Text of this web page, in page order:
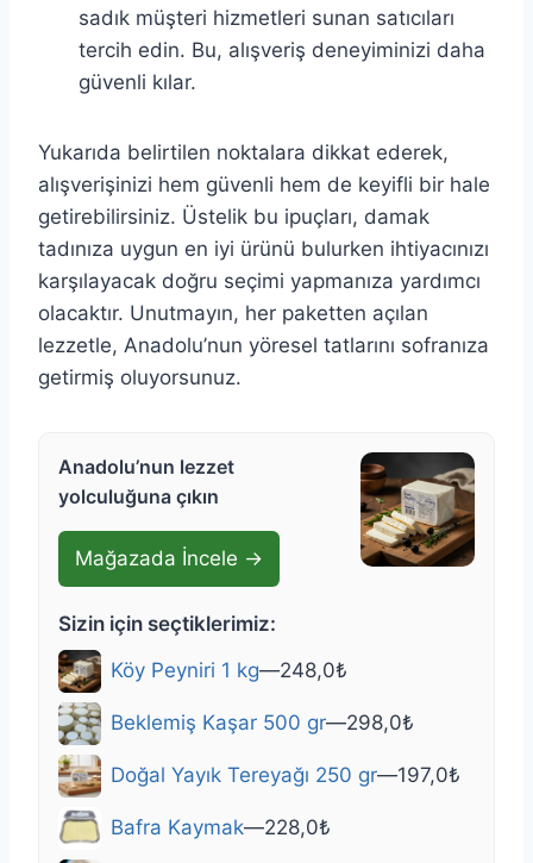
sadık müşteri hizmetleri sunan satıcıları
tercih edin. Bu, alışveriş deneyiminizi daha
güvenli kılar.
Yukarıda belirtilen noktalara dikkat ederek,
alışverişinizi hem güvenli hem de keyifli bir hale
getirebilirsiniz. Üstelik bu ipuçları, damak
tadınıza uygun en iyi ürünü bulurken ihtiyacınızı
karşılayacak doğru seçimi yapmanıza yardımcı
olacaktır. Unutmayın, her paketten açılan
lezzetle, Anadolu’nun yöresel tatlarını sofranıza
getirmiş oluyorsunuz.
Anadolu’nun lezzet
yolculuğuna çıkın
Mağazada İncele →
Sizin için seçtiklerimiz:
Köy Peyniri 1 kg—248,0₺
Beklemiş Kaşar 500 gr—298,0₺
Doğal Yayık Tereyağı 250 gr—197,0₺
Bafra Kaymak—228,0₺